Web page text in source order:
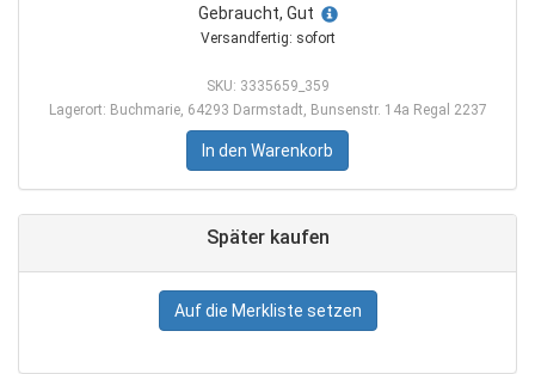
Gebraucht, Gut
Versandfertig: sofort
SKU: 3335659_359
Lagerort: Buchmarie, 64293 Darmstadt, Bunsenstr. 14a Regal 2237
In den Warenkorb
Später kaufen
Auf die Merkliste setzen